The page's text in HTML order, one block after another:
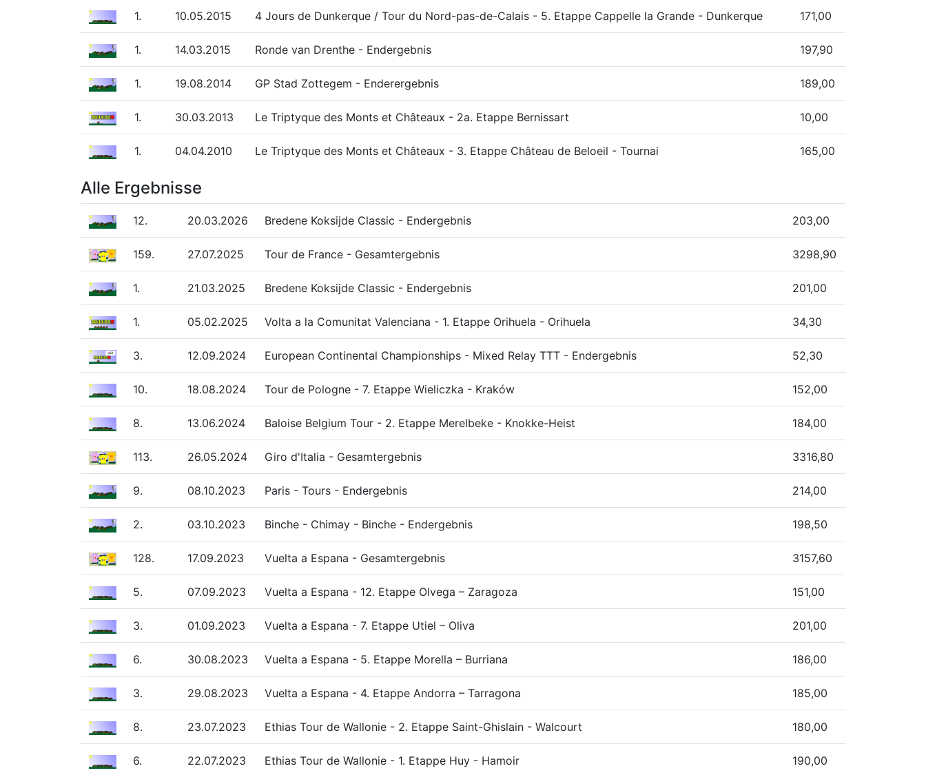
1. 10.05.2015 4 Jours de Dunkerque / Tour du Nord-pas-de-Calais - 5. Etappe Cappelle la Grande - Dunkerque 171,00
1. 14.03.2015 Ronde van Drenthe - Endergebnis 197,90
1. 19.08.2014 GP Stad Zottegem - Enderergebnis 189,00
1. 30.03.2013 Le Triptyque des Monts et Châteaux - 2a. Etappe Bernissart 10,00
1. 04.04.2010 Le Triptyque des Monts et Châteaux - 3. Etappe Château de Beloeil - Tournai 165,00
Alle Ergebnisse
12. 20.03.2026 Bredene Koksijde Classic - Endergebnis 203,00
159. 27.07.2025 Tour de France - Gesamtergebnis 3298,90
1. 21.03.2025 Bredene Koksijde Classic - Endergebnis 201,00
1. 05.02.2025 Volta a la Comunitat Valenciana - 1. Etappe Orihuela - Orihuela 34,30
3. 12.09.2024 European Continental Championships - Mixed Relay TTT - Endergebnis 52,30
10. 18.08.2024 Tour de Pologne - 7. Etappe Wieliczka - Kraków 152,00
8. 13.06.2024 Baloise Belgium Tour - 2. Etappe Merelbeke - Knokke-Heist 184,00
113. 26.05.2024 Giro d'Italia - Gesamtergebnis 3316,80
9. 08.10.2023 Paris - Tours - Endergebnis 214,00
2. 03.10.2023 Binche - Chimay - Binche - Endergebnis 198,50
128. 17.09.2023 Vuelta a Espana - Gesamtergebnis 3157,60
5. 07.09.2023 Vuelta a Espana - 12. Etappe Olvega – Zaragoza 151,00
3. 01.09.2023 Vuelta a Espana - 7. Etappe Utiel – Oliva 201,00
6. 30.08.2023 Vuelta a Espana - 5. Etappe Morella – Burriana 186,00
3. 29.08.2023 Vuelta a Espana - 4. Etappe Andorra – Tarragona 185,00
8. 23.07.2023 Ethias Tour de Wallonie - 2. Etappe Saint-Ghislain - Walcourt 180,00
6. 22.07.2023 Ethias Tour de Wallonie - 1. Etappe Huy - Hamoir 190,00